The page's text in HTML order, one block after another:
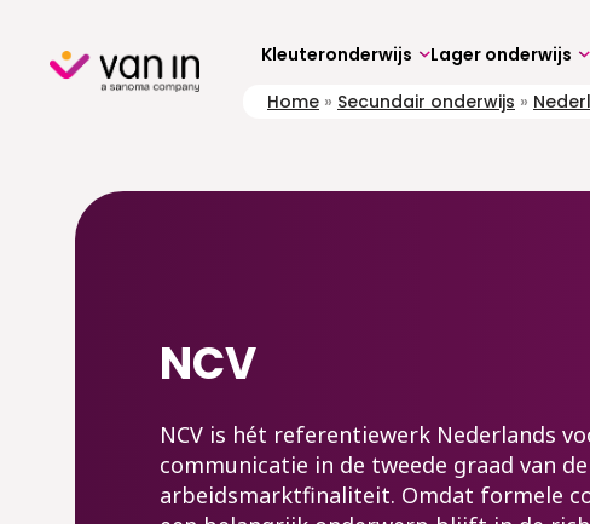
content Kleuteronderwijs Lager onderwijs
Home » Secundair onderwijs »
NCV
NCV is hét referentiewerk Nederlands
communicatie in de tweede graad van de
arbeidsmarktfinaliteit. Omdat formele